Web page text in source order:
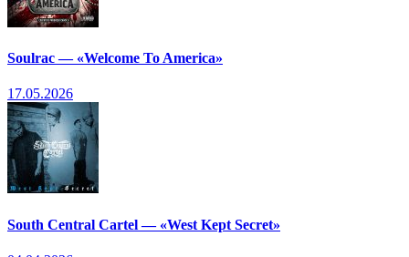
Soulrac — «Welcome To America»
17.05.2026
South Central Cartel — «West Kept Secret»